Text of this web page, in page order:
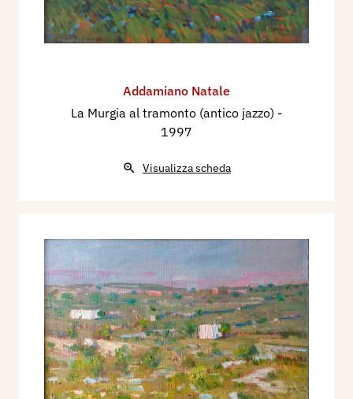
Addamiano Natale
La Murgia al tramonto (antico jazzo) -
1997
Visualizza scheda